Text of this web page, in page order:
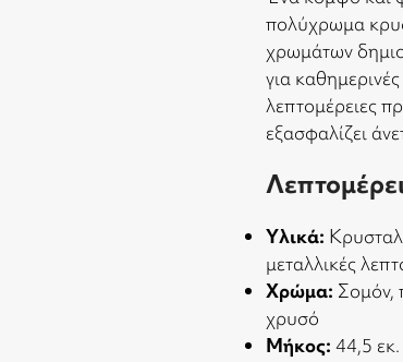
πολύχρωμα
χρωμάτων
για
λεπτομέρειες
εξασφαλίζει
Υλικά:
μεταλλικές
Χρώμα: Σομόν,
χρυσό
Μήκος: 44,5